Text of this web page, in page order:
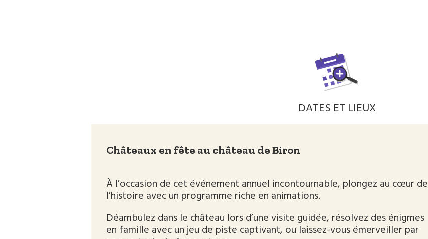
DATES ET LIEUX
Châteaux en fête au château de Biron
À l’occasion de cet événement annuel incontournable, plongez au cœur de
l’histoire avec un programme riche en animations.
Déambulez dans le château lors d’une visite guidée, résolvez des énigmes
en famille avec un jeu de piste captivant, ou laissez-vous émerveiller par